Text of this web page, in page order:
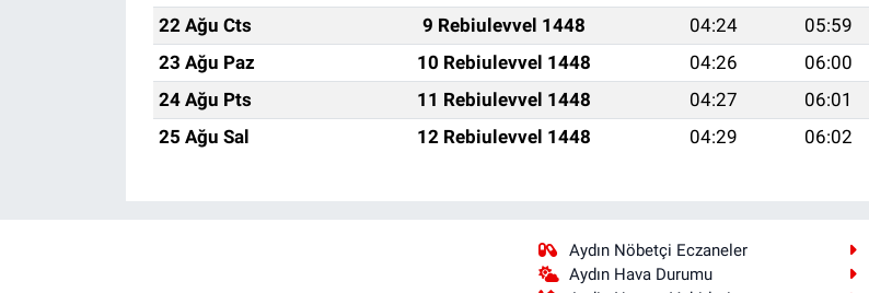
22 Ağu Cts
9 Rebiulevvel 1448 04:24 05:59
23 Ağu Paz
10 Rebiulevvel 1448 04:26 06:00
24 Ağu Pts
11 Rebiulevvel 1448 04:27 06:01
25 Ağu Sal
12 Rebiulevvel 1448 04:29 06:02
Aydın Nöbetçi Eczaneler
Aydın Hava Durumu